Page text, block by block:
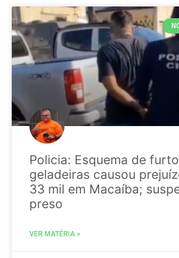
Policia: Esquema de
geladeiras causou
33 mil em Macaíba;
preso
VER MATÉRIA »